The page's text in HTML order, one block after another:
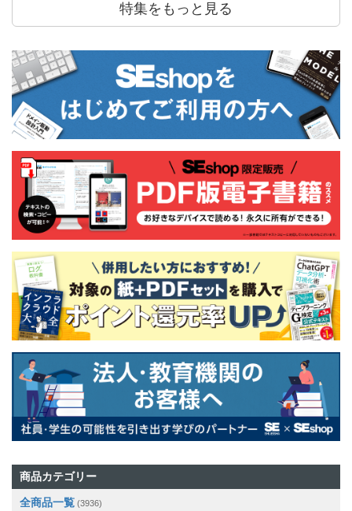
特集をもっと見る
商品カテゴリー
全商品一覧 (3936)